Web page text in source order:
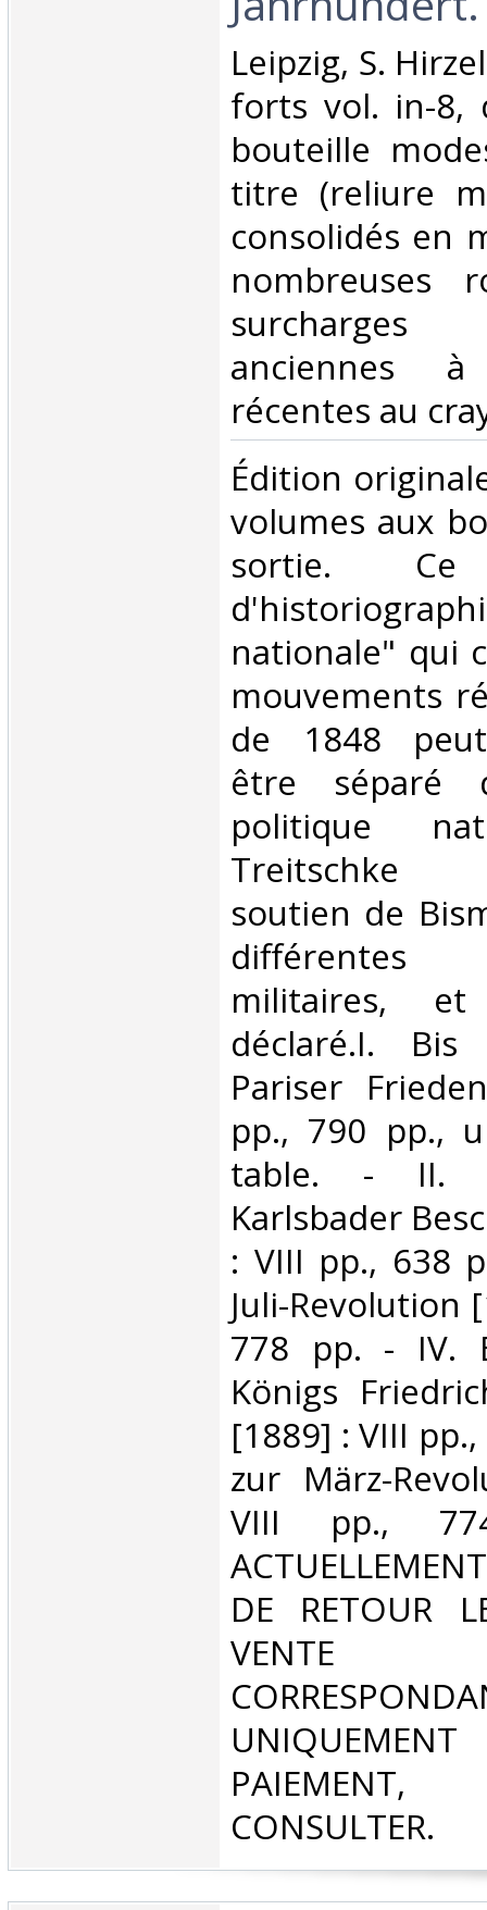
‎Leipzig, S.
forts vol. in-8,
bouteille
titre (reliure
consolidés en
nombreuses
surcharges
anciennes
récentes au
‎Édition
volumes aux
sortie. Ce
nationale" qui
mouvements
de 1848
être séparé
politique
Treitschke
soutien de
différentes
militaires, et
déclaré.I.
Pariser
pp., 790 pp.,
table. - II.
Karlsbader
: VIII pp., 638
Juli-Revolution
778 pp. - IV.
Königs
[1889] : VIII
zur März-
VIII pp.,
DE RETOUR
CONSULTER.‎